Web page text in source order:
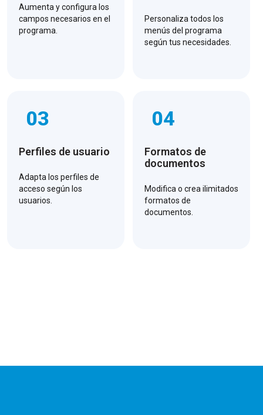
Aumenta y configura los
campos necesarios en el
programa.
Personaliza todos los
menús del programa
según tus necesidades.
03
Perfiles de usuario
Adapta los perfiles de
acceso según los
usuarios.
04
Formatos de
documentos
Modifica o crea ilimitados
formatos de
documentos.